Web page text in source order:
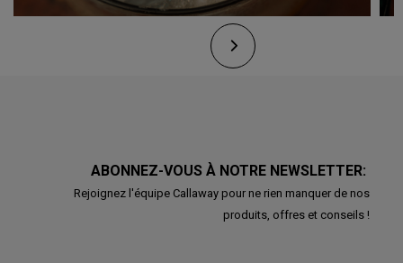
ABONNEZ-VOUS À NOTRE NEWSLETTER:
Rejoignez l'équipe Callaway pour ne rien manquer de nos
produits, offres et conseils !